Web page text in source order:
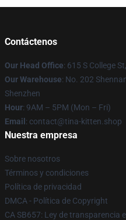
Contáctenos
Our Head Office: 615 S College
Our Warehouse: No. 202
Shenzhen
Hour: 9AM – 5PM (Mon – Fri)
Email : contact@tina-kitten.shop
Nuestra empresa
Sobre nosotros
Términos y condiciones
Política de privacidad
DMCA - Política de Copyright
CA SB657: Ley de transparencia